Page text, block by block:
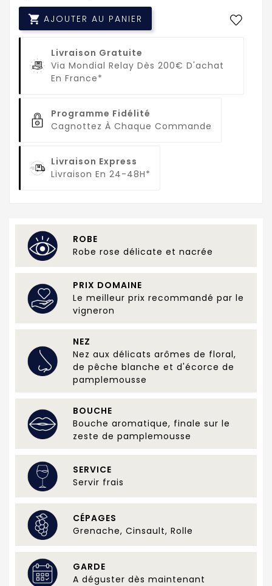
 AJOUTER AU PANIER
Livraison Gratuite
Via Mondial Relay Dès 200€ D'achat
En France*
Programme Fidélité
Cagnottez À Chaque Commande
Livraison Express
Livraison En 24-48H*
ROBE
Robe rose délicate et nacrée
PRIX DOMAINE
Le meilleur prix recommandé par le
vigneron
NEZ
Nez aux délicats arômes de floral,
de pêche blanche et d'écorce de
pamplemousse
BOUCHE
Bouche aromatique, finale sur le
zeste de pamplemousse
SERVICE
Servir frais
CÉPAGES
Grenache, Cinsault, Rolle
GARDE
A déguster dès maintenant